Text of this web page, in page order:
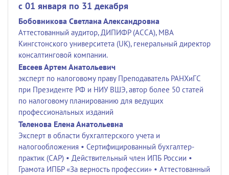
c 01 января по 31 декабря
Бобовникова Светлана Александровна
Аттестованный аудитор, ДИПИФР (АССА), МВА
Кингстонского университета (UK), генеральный директор
консалтинговой компании.
Евсеев Артем Анатольевич
эксперт по налоговому праву Преподаватель РАНХиГС
при Президенте РФ и НИУ ВШЭ, автор более 50 статей
по налоговому планированию для ведущих
профессиональных изданий
Теленова Елена Анатольевна
Эксперт в области бухгалтерского учета и
налогообложения • Сертифицированный бухгалтер-
практик (САР) • Действительный член ИПБ России •
Грамота ИПБР «За верность профессии» • Аттестованный